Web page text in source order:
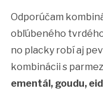
Odporúčam
obľúbeného
no placky robí aj
kombinácii s
ementál, goudu,